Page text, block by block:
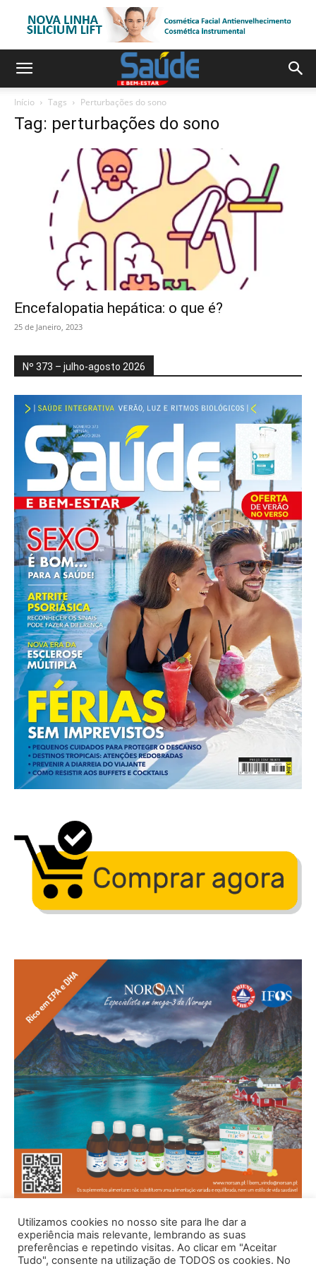
Início Tags Perturbações do sono
Tag: perturbações do sono
Encefalopatia hepática: o que é?
25 de Janeiro, 2023
Nº 373 – julho-agosto 2026
Utilizamos cookies no nosso site para lhe dar a
experiência mais relevante, lembrando as suas
preferências e repetindo visitas. Ao clicar em "Aceitar
Tudo", consente na utilização de TODOS os cookies. No